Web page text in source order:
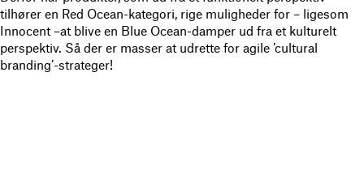
tilhører en Red Ocean-kategori, rige muligheder for – ligesom
Innocent –at blive en Blue Ocean-damper ud fra et kulturelt
perspektiv. Så der er masser at udrette for agile ’cultural
branding’-strateger!